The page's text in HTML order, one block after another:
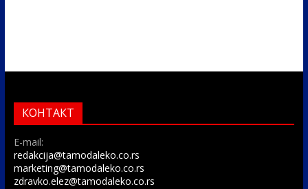
КОНТАКТ
E-mail:
redakcija@tamodaleko.co.rs
marketing@tamodaleko.co.rs
zdravko.elez@tamodaleko.co.rs